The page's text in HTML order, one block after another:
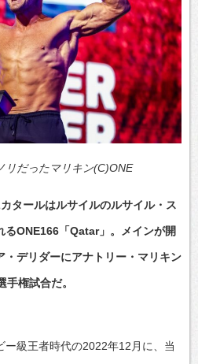
リだったマリキン(C)ONE
タールはルサイルのルサイル・ス
るONE166「Qatar」。メインが開
・デリダーにアナトリー・マリキン
権試合だ。
級王者時代の2022年12月に、当